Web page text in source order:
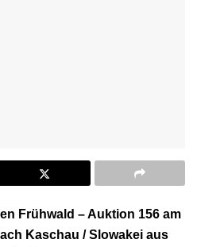
Frühwald – Auktion 156 am
Kaschau / Slowakei aus